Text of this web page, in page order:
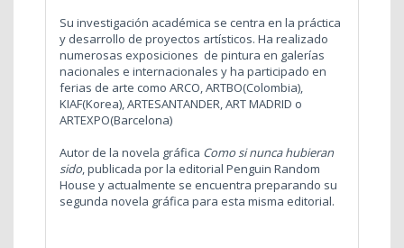
Su investigación académica se centra en la práctica
y desarrollo de proyectos artísticos. Ha realizado
numerosas exposiciones de pintura en galerías
nacionales e internacionales y ha participado en
ferias de arte como ARCO, ARTBO(Colombia),
KIAF(Korea), ARTESANTANDER, ART MADRID o
ARTEXPO(Barcelona)
Autor de la novela gráfica Como si nunca hubieran
sido, publicada por la editorial Penguin Random
House y actualmente se encuentra preparando su
segunda novela gráfica para esta misma editorial.